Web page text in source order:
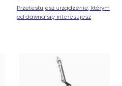
Przetestujesz urządzenie, którym
od dawna się interesujesz